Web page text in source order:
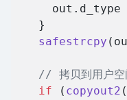
      out.d_type
    }
    safestrcpy
// 拷贝到用户空
    if
( copyout2